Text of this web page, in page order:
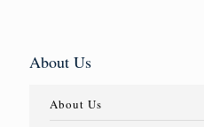
About Us
About Us